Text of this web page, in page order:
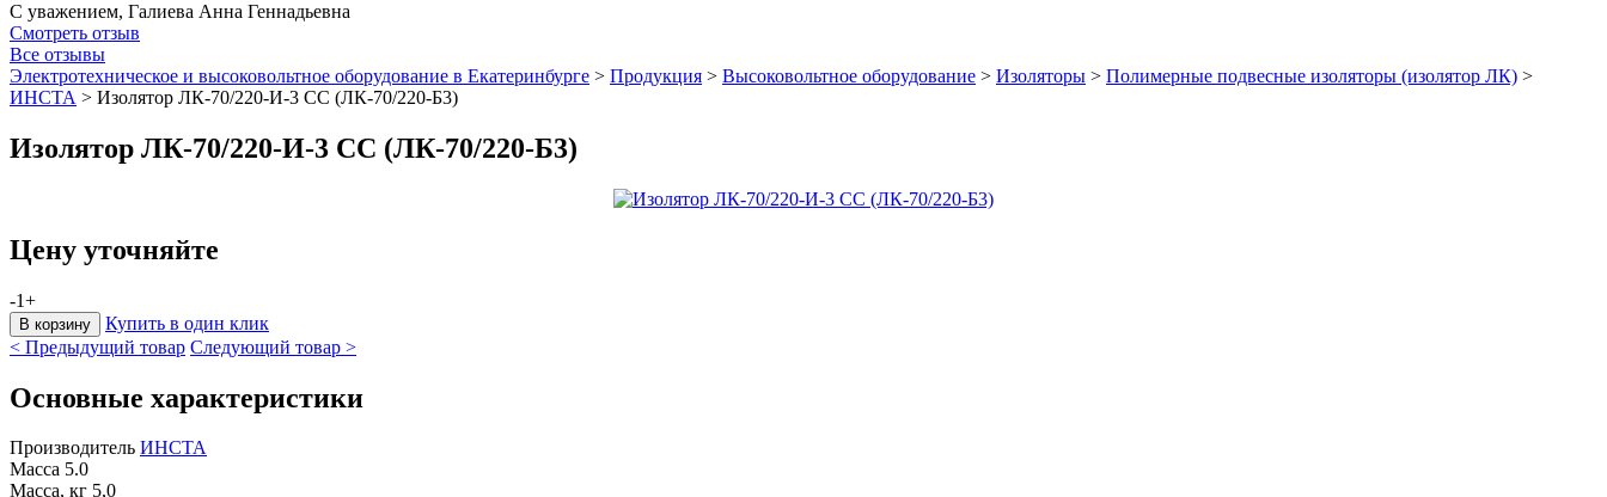
С уважением, Галиева Анна Геннадьевна
Смотреть отзыв
Все отзывы
Электротехническое и высоковольтное оборудование в Екатеринбурге > Продукция > Высоковольтное оборудование > Изоляторы > Полимерные подвесные изоляторы (изолятор ЛК) >
ИНСТА > Изолятор ЛК-70/220-И-3 СС (ЛК-70/220-Б3)
Изолятор ЛК-70/220-И-3 СС (ЛК-70/220-Б3)
Цену уточняйте
-1+
Купить в один клик
< Предыдущий товар Следующий товар >
Основные характеристики
Производитель ИНСТА
Масса 5.0
Масса, кг 5,0